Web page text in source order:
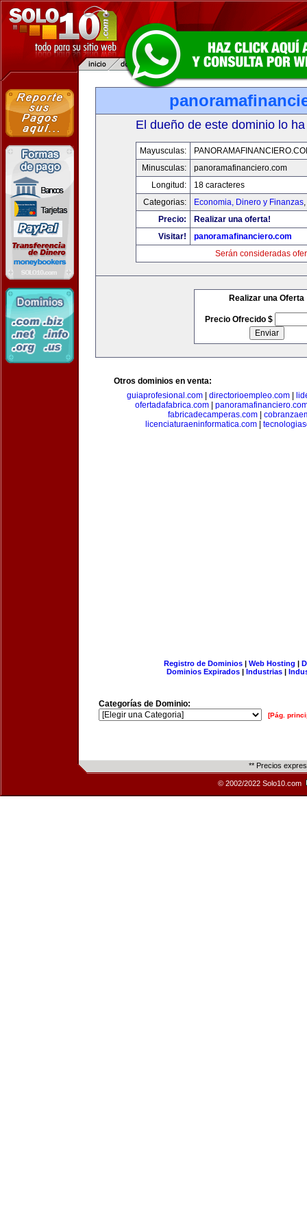
El dueño de este dominio lo
Mayusculas:
Minusculas:
panoramafinanciero.com
Longitud:
18 caracteres
Categorias:
Economia, Dinero y Finanzas,
Precio:
Realizar una oferta!
Visitar!
panoramafinanciero.com
Serán consideradas
Realizar una Oferta
Precio Ofrecido $
Otros dominios en venta:
guiaprofesional.com| directorioempleo.com|
ofertadafabrica.com|
fabricadecamperas.com
licenciaturaeninformatica.com|
Registro de Dominios| Web Hosting |
Dominios Expirados | Industrias |
Categorías de Dominio:
[Pág.
** Precios
© 2002/2022 Solo10.com